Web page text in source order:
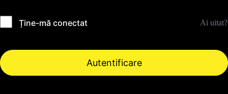
Ține-mă conectat Ai uitat?
Autentificare